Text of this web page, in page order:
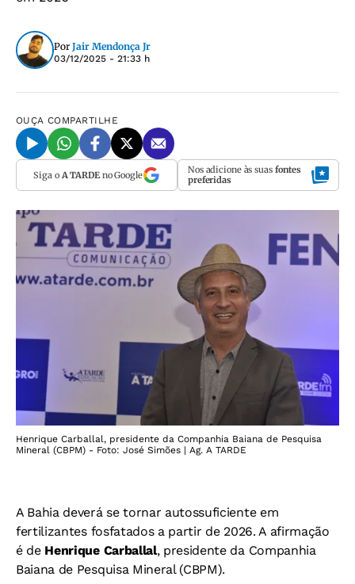
Por Jair Mendonça Jr
03/12/2025 - 21:33 h
OUÇA COMPARTILHE
Siga o A TARDEno Google Nos adicione às suas fontes
preferidas
Henrique Carballal, presidente da Companhia Baiana de Pesquisa
Mineral (CBPM) - Foto: José Simões | Ag. A TARDE
A Bahia deverá se tornar autossuficiente em
fertilizantes fosfatados a partir de 2026. A afirmação
é de Henrique Carballal, presidente da Companhia
Baiana de Pesquisa Mineral (CBPM).